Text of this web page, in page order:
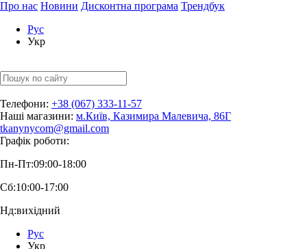
Про нас Новини Дисконтна програма Трендбук
Рус
Укр
Телефони: +38 (067) 333-11-57
Наші магазини: м.Київ, Казимира Малевича, 86Г
tkanynycom@gmail.com
Графік роботи:
Пн-Пт:09:00-18:00
Сб:10:00-17:00
Нд:вихідний
Рус
Укр